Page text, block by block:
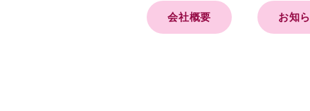
会社概要 お知